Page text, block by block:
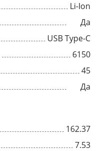
Li-Ion
Да
USB Type-C
6150
45
Да
162.37
7.53